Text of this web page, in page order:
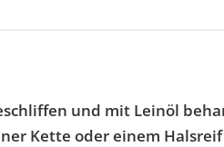
und mit Leinöl
Kette oder einem